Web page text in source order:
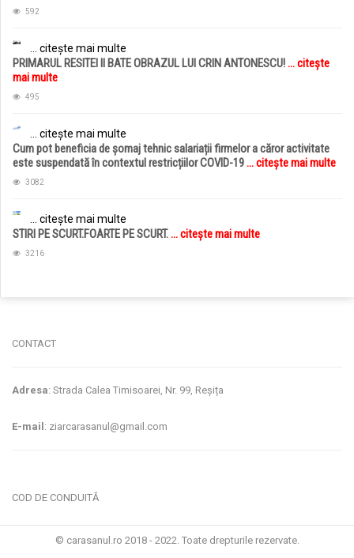
592
... citește mai multe
PRIMARUL RESITEI II BATE OBRAZUL LUI CRIN ANTONESCU!... citește
mai multe
495
... citește mai multe
Cum pot beneficia de șomaj tehnic salariații firmelor a căror activitate
este suspendată în contextul restricțiilor COVID-19... citește mai multe
3082
... citește mai multe
STIRI PE SCURT.FOARTE PE SCURT.... citește mai multe
3216
CONTACT
Adresa: Strada Calea Timisoarei, Nr. 99, Reșița
E-mail : ziarcarasanul@gmail.com
COD DE CONDUITĂ
© carasanul.ro 2018 - 2022. Toate drepturile rezervate.